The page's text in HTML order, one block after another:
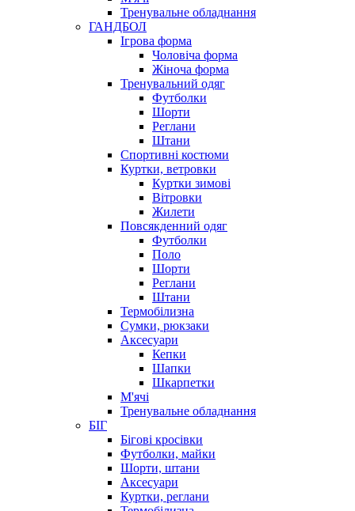
Тренувальне обладнання
ГАНДБОЛ
Ігрова форма
Чоловіча форма
Жіноча форма
Тренувальний одяг
Футболки
Шорти
Реглани
Штани
Спортивні костюми
Куртки, ветровки
Куртки зимові
Вітровки
Жилети
Повсякденний одяг
Футболки
Поло
Шорти
Реглани
Штани
Термобілизна
Сумки, рюкзаки
Аксесуари
Кепки
Шапки
Шкарпетки
М'ячі
Тренувальне обладнання
БІГ
Бігові кросівки
Футболки, майки
Шорти, штани
Аксесуари
Куртки, реглани